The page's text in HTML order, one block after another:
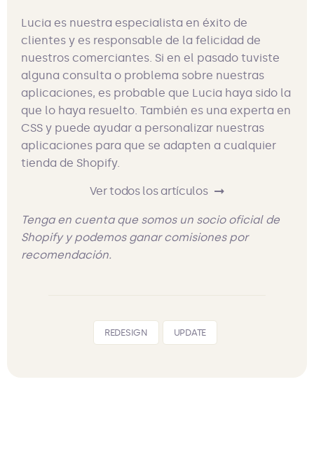
Lucia es nuestra especialista en éxito de
clientes y es responsable de la felicidad de
nuestros comerciantes. Si en el pasado tuviste
alguna consulta o problema sobre nuestras
aplicaciones, es probable que Lucia haya sido la
que lo haya resuelto. También es una experta en
CSS y puede ayudar a personalizar nuestras
aplicaciones para que se adapten a cualquier
tienda de Shopify.
Ver todos los artículos
Tenga en cuenta que somos un socio oficial de
Shopify y podemos ganar comisiones por
recomendación.
REDESIGN UPDATE